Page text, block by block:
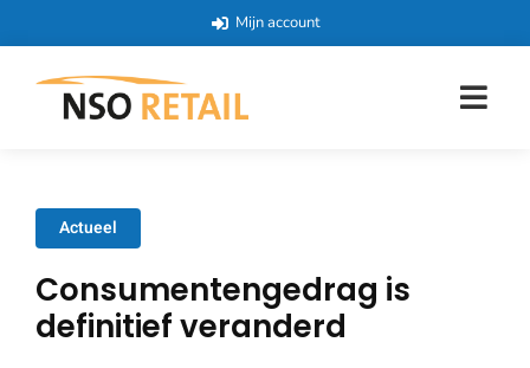
Mijn account
Actueel
Consumentengedrag is
definitief veranderd